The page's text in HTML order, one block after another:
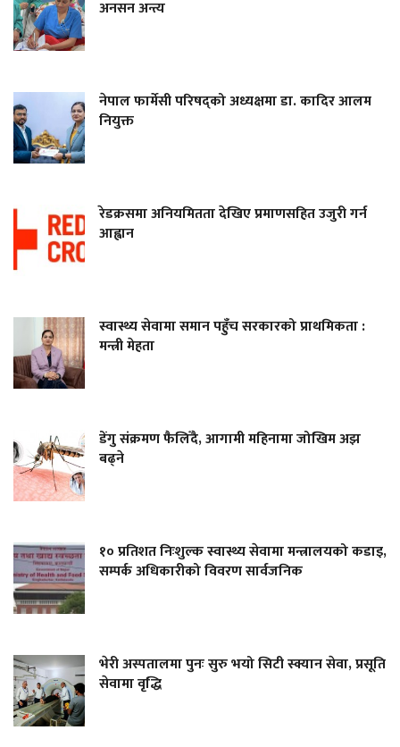
अनसन अन्त्य
नेपाल फार्मेसी परिषद्को अध्यक्षमा डा. कादिर आलम
नियुक्त
रेडक्रसमा अनियमितता देखिए प्रमाणसहित उजुरी गर्न
आह्वान
स्वास्थ्य सेवामा समान पहुँच सरकारको प्राथमिकता :
मन्त्री मेहता
डेंगु संक्रमण फैलिँदै, आगामी महिनामा जोखिम अझ
बढ्ने
१० प्रतिशत निःशुल्क स्वास्थ्य सेवामा मन्त्रालयको कडाइ,
सम्पर्क अधिकारीको विवरण सार्वजनिक
भेरी अस्पतालमा पुनः सुरु भयो सिटी स्क्यान सेवा, प्रसूति
सेवामा वृद्धि